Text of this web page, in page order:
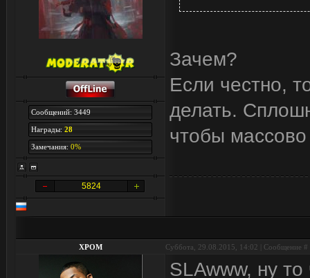
Сообщений: 3449
Награды: 28
Замечания: 0%
5824
Зачем?
Если честно,
делать.
чтобы массово
XPOM Суббота, 29.08.2015, 14:02 | Сообщение #
SLAwww, ну то